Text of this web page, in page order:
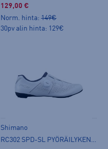
129,00 €
Norm. hinta: 149€
30pv alin hinta: 129€
Shimano